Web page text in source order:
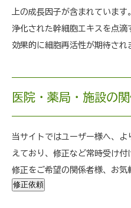
上の成長因子が含まれていま
浄化された幹細胞エキスを点滴
効果的に細胞再活性が期待され
医院・薬局・施設の
当サイトではユーザー様へ、
えており、修正など常時受け付
修正をご希望の関係者様、お気
修正依頼